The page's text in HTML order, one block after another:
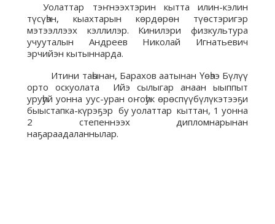
Уолаттар тэҥнээхтэрин кытта илин-кэлин
түсүһэн, кыахтарын көрдөрөн түөстэригэр
мэтээллээх кэллилэр. Кинилэри физкультура
учууталын Андреев Николай Игнатьевич
эрчийэн кытыннарда.
Итини таһынан, Барахов аатынан Үөһээ Бүлүү
орто оскуолата Ийэ сылыгар анаан ыыппыт
уруһуй уонна уус-уран оҥоһук өрөспүүбүлүкэтээҕи
быыстапка-күрэҕэр бу уолаттар кыттан, 1 уонна
2 степеннээх дипломнарынан
наҕараадаланнылар.